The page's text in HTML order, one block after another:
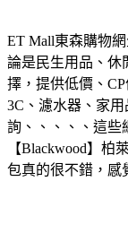
ET Mall東森購物
論是民生用品、休
擇，提供低價、
3C、濾水器、家
詢、、、、、這些
【Blackwood】柏
包真的很不錯，感